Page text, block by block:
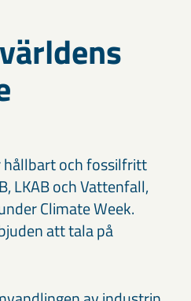
hållbart och fossilfritt
LKAB och Vattenfall,
Climate Week.
att tala på